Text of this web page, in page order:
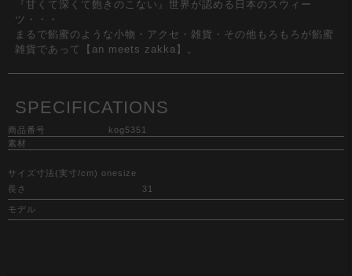
『甘くて深くて飽きのこない』世界が認める日本のスウィー
ツ・・・
まるで餡蜜のような小物・アクセ・雑貨・その他もろもろが餡蜜
雑貨であって【an meets zakka】。
SPECIFICATIONS
商品番号
kog5351
素材
サイズ寸法(実寸/cm) onesize
長さ
31
モデル